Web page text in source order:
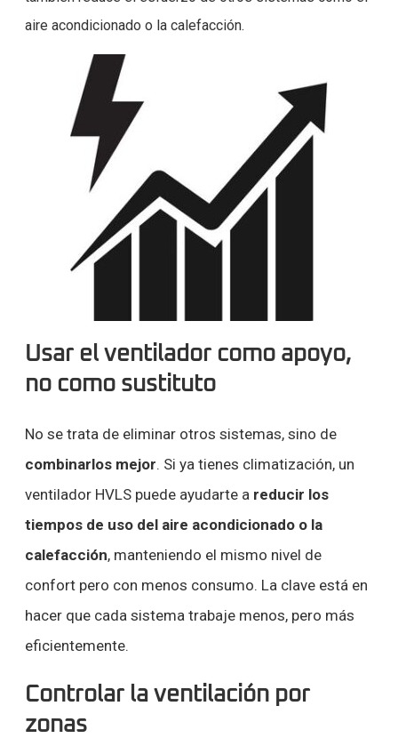
aire acondicionado o la calefacción.
Usar el ventilador como apoyo,
no como sustituto
No se trata de eliminar otros sistemas, sino de
combinarlos mejor. Si ya tienes climatización, un
ventilador HVLS puede ayudarte a reducir los
tiempos de uso del aire acondicionado o la
calefacción, manteniendo el mismo nivel de
confort pero con menos consumo. La clave está en
hacer que cada sistema trabaje menos, pero más
eficientemente.
Controlar la ventilación por
zonas